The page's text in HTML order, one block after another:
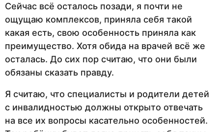
Сейчас всё осталось позади, я почти не
ощущаю комплексов, приняла себя такой
какая есть, свою особенность приняла как
преимущество. Хотя обида на врачей всё же
осталась. До сих пор считаю, что они были
обязаны сказать правду.
Я считаю, что специалисты и родители детей
с инвалидностью должны открыто отвечать
на все их вопросы касательно особенностей.